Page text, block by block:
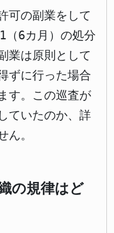
可の副業をして
（6カ月）の処分
業は原則として
ずに行った場合
す。この巡査が
ていたのか、詳
。
の規律はど